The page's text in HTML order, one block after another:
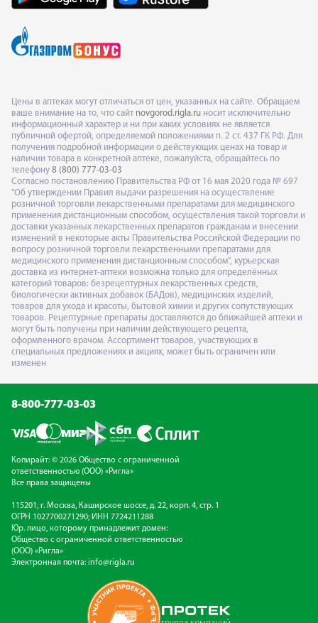
Цены в аптеках могут отличаться от цен, указанных на сайте. Обращаем
ваше внимание на то, что сайт novgorod.rigla.ru носит исключительно
информационный характер и ни при каких условиях не является
публичной офертой, определяемой положениями п. 2 ст. 437 ГК РФ. Для
получения подробной информации о действующих ценах на товар и
наличии товара в конкретной аптеке, пожалуйста, обращайтесь по
телефону 8 (800) 777-03-03
Согласно постановлению Правительства РФ от 16 мая 2020 года № 697
"Об утверждении Правил выдачи разрешения на осуществление
розничной торговли лекарственными препаратами для медицинского
применения дистанционным способом, осуществления такой торговли и
доставки указанных лекарственных препаратов гражданам и внесении
изменений в некоторые акты Правительства Российской Федерации по
вопросу розничной торговли лекарственными препаратами для
медицинского применения дистанционным способом", курьерская
доставка из интернет-аптеки возможна только для определённых
категорий товаров: безрецептурных лекарственных средств,
биологически активных добавок (БАДов), медицинских изделий,
товаров для ухода и красоты, бытовой химии и других сопутствующих
товаров. Рецептурные препараты доставляются до ближайшей аптеки и
могут быть получены при наличии действующего рецепта,
оформленного врачом. Ассортимент товаров, участвующих в
специальных предложениях и акциях, может быть ограничен или
изменен
8-800-777-03-03
Копирайт: © 2026 Общество с ограниченной
ответственностью (ООО) «Ригла»
Все права защищены
115201, г. Москва, Каширское шоссе, д. 22, корп. 4, стр. 1
ОГРН 1027700271290; ИНН 7724211288
Юр. лицо, которому принадлежит домен:
Общество с ограниченной ответственностью
(ООО) «Ригла»
Электронная почта: info@rigla.ru